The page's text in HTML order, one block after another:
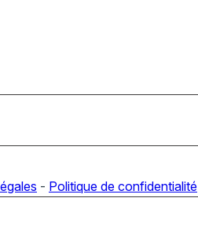
- Politique de confidentialité